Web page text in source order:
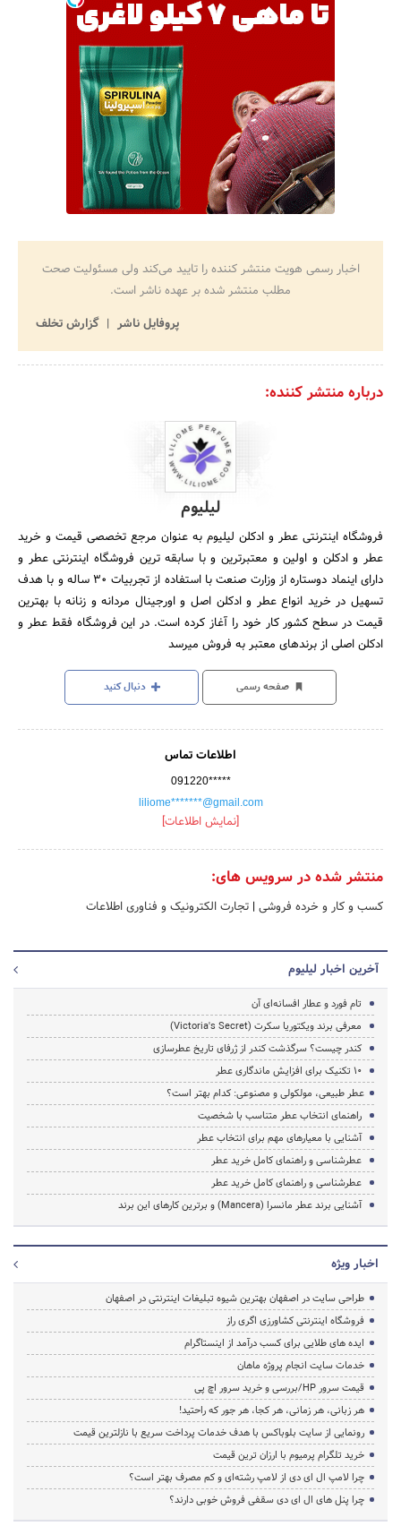
اخبار رسمی هویت منتشر کننده را تایید می‌کند ولی مسئولیت صحت
مطلب منتشر شده بر عهده ناشر است.
پروفایل ناشر
گزارش تخلف
درباره منتشر کننده:
لیلیوم
فروشگاه اینترنتی عطر و ادکلن لیلیوم به عنوان مرجع تخصصی قیمت و خرید
عطر و ادکلن و اولین و معتبرترین و با سابقه ترین فروشگاه اینترنتی عطر و
دارای اینماد دوستاره از وزارت صنعت با استفاده از تجربیات ۳۰ ساله و با هدف
تسهیل در خرید انواع عطر و ادکلن اصل و اورجینال مردانه و زنانه با بهترین
قیمت در سطح کشور کار خود را آغاز کرده است. در این فروشگاه فقط عطر و
ادکلن اصلی از برندهای معتبر به فروش میرسد
صفحه رسمی دنبال کنید
اطلاعات تماس
091220*****
liliome*******@gmail.com
[نمایش اطلاعات]
منتشر شده در سرویس های:
کسب و کار و خرده فروشی | تجارت الکترونیک و فناوری اطلاعات
آخرین اخبار لیلیوم
تام فورد و عطار افسانه‌ای آن
معرفی برند ویکتوریا سکرت (Victoria's Secret)
کندر چیست؟ سرگذشت کندر از ژرفای تاریخ عطرسازی
10 تکنیک برای افزایش ماندگاری عطر
عطر طبیعی، مولکولی و مصنوعی: کدام بهتر است؟
راهنمای انتخاب عطر متناسب با شخصیت
آشنایی با معیارهای مهم برای انتخاب عطر
عطرشناسی و راهنمای کامل خرید عطر
عطرشناسی و راهنمای کامل خرید عطر
آشنایی برند عطر مانسرا (Mancera) و برترین کارهای این برند
اخبار ویژه
طراحی سایت در اصفهان بهترین شیوه تبلیغات اینترنتی در اصفهان
فروشگاه اینترنتی کشاورزی اگری راز
ایده های طلایی برای کسب درآمد از اینستاگرام
خدمات سایت انجام پروژه ماهان
قیمت سرور HP/بررسی و خرید سرور اچ پی
هر زبانی، هر زمانی، هر کجا، هر جور که راحتید!
رونمایی از سایت بلوباکس با هدف خدمات پرداخت سریع با نازلترین قیمت
خرید تلگرام پرمیوم با ارزان ترین قیمت
چرا لامپ ال ای دی از لامپ رشته‌ای و کم مصرف بهتر است؟
چرا پنل های ال ای دی سقفی فروش خوبی دارند؟